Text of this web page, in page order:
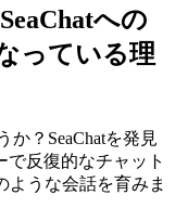
への
っている理
か？SeaChatを発見
反復的なチャット
ような会話を育みま